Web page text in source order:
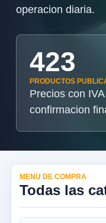
operacion diaria.
423
PRODUCTOS
Precios con
confirmacion
MENU DE COMPRA
Todas las